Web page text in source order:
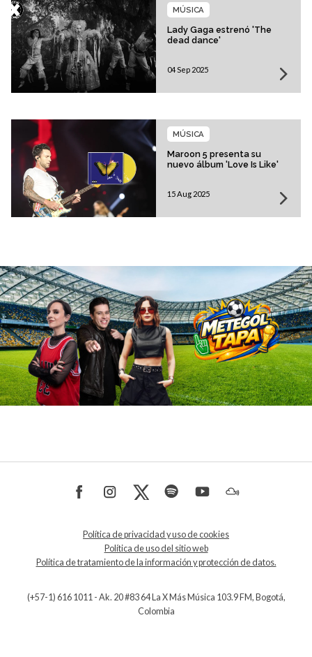
Lady Gaga estrenó 'The
dead dance'
MÚSICA
04 Sep 2025
Maroon 5 presenta su
nuevo álbum 'Love Is Like'
MÚSICA
15 Aug 2025
Política de privacidad y uso de cookies
Política de uso del sitio web
Política de tratamiento de la información y protección de datos.
(+57-1) 616 1011 - Ak. 20 #83 64 La X Más Música 103.9 FM, Bogotá,
Colombia